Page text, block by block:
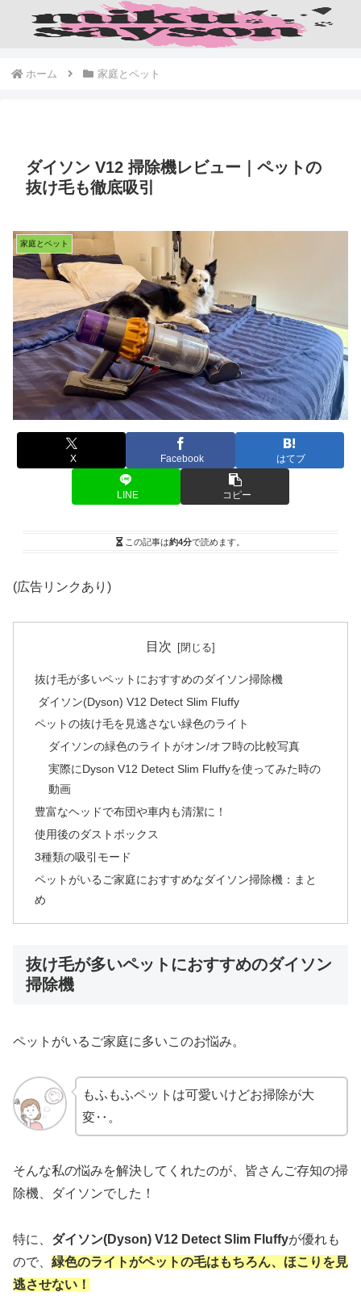
ホーム 家庭とペット
ダイソン V12 掃除機レビュー｜ペットの
抜け毛も徹底吸引
家庭とペット
X Facebook はてブ
LINE コピー
この記事は約4分で読めます。
(広告リンクあり)
目次
抜け毛が多いペットにおすすめのダイソン掃除機
ダイソン(Dyson) V12 Detect Slim Fluffy
ペットの抜け毛を見逃さない緑色のライト
ダイソンの緑色のライトがオン/オフ時の比較写真
実際にDyson V12 Detect Slim Fluffyを使ってみた時の
動画
豊富なヘッドで布団や車内も清潔に！
使用後のダストボックス
3種類の吸引モード
ペットがいるご家庭におすすめなダイソン掃除機：まと
め
抜け毛が多いペットにおすすめのダイソン
掃除機
ペットがいるご家庭に多いこのお悩み。
もふもふペットは可愛いけどお掃除が大
変‥。
そんな私の悩みを解決してくれたのが、皆さんご存知の掃
除機、ダイソンでした！
特に、 ダイソン(Dyson) V12 Detect Slim Fluffyが優れも
ので、 緑色のライトがペットの毛はもちろん、ほこりを見
逃させない！